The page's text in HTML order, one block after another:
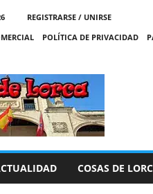
REGISTRARSE / UNIRSE
POLÍTICA DE PRIVACIDAD
COSAS DE